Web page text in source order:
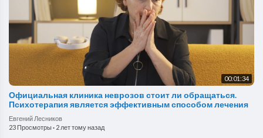
00:01:34
Официальная клиника неврозов стоит ли обращаться.
Психотерапия является эффективным способом лечения
Евгений Лесников
23 Просмотры· 2 лет тому назад